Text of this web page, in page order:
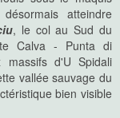
atteindre
, le col au Sud du
Calva - Punta di
d'U Spidali
vallée sauvage du
bien visible